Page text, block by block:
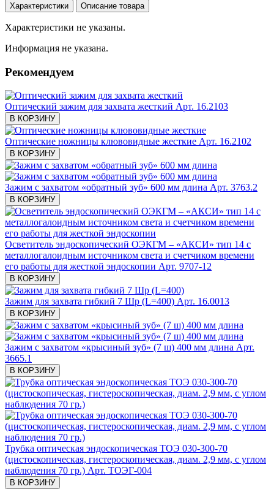
Характеристики Описание товара
Характеристики не указаны.
Информация не указана.
Рекомендуем
Оптический зажим для захвата жесткий Арт. 16.2103
В КОРЗИНУ
Оптические ножницы клювовидные жесткие Арт. 16.2102
В КОРЗИНУ
Зажим с захватом «обратный зуб» 600 мм длина Арт. 3763.2
В КОРЗИНУ
Осветитель эндоскопический ОЭКГМ – «АКСИ» тип 14 с
металлогалоидным источником света и счетчиком времени
его работы для жесткой эндоскопии Арт. 9707-12
В КОРЗИНУ
Зажим для захвата гибкий 7 Шр (L=400) Арт. 16.0013
В КОРЗИНУ
Зажим с захватом «крысиный зуб» (7 ш) 400 мм длина Арт.
3665.1
В КОРЗИНУ
Трубка оптическая эндоскопическая ТОЭ 030-300-70
(цистоскопическая, гистероскопическая, диам. 2,9 мм, с углом
наблюдения 70 гр.) Арт. ТОЭГ-004
В КОРЗИНУ